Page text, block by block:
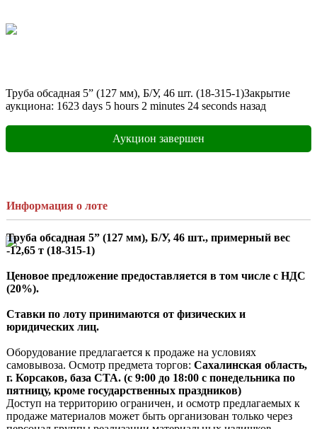
Труба обсадная 5” (127 мм), Б/У, 46 шт. (18-315-1)Закрытие
аукциона: 1623 days 5 hours 2 minutes 24 seconds назад
Аукцион завершен
Информация о лоте
Труба обсадная 5” (127 мм), Б/У, 46 шт., примерный вес
-12,65 т (18-315-1)
Ценовое предложение предоставляется в том числе с НДС
(20%).
Ставки по лоту принимаются от физических и
юридических лиц.
Оборудование предлагается к продаже на условиях
самовывоза. Осмотр предмета торгов: Сахалинская область,
г. Корсаков, база СТА. (с 9:00 до 18:00 с понедельника по
пятницу, кроме государственных праздников)
Доступ на территорию ограничен, и осмотр предлагаемых к
продаже материалов может быть организован только через